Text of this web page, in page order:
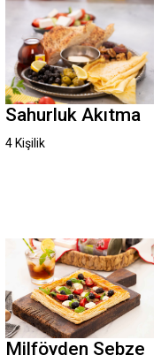
Sahurluk Akıtma
4 Kişilik
Milföyden Sebze